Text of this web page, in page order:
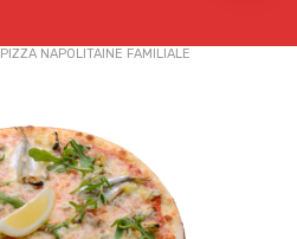
PIZZA NAPOLITAINE FAMILIALE